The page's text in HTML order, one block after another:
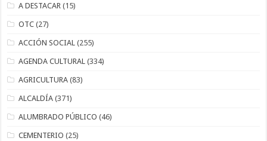
A DESTACAR (15)
OTC (27)
ACCIÓN SOCIAL (255)
AGENDA CULTURAL (334)
AGRICULTURA (83)
ALCALDÍA (371)
ALUMBRADO PÚBLICO (46)
CEMENTERIO (25)